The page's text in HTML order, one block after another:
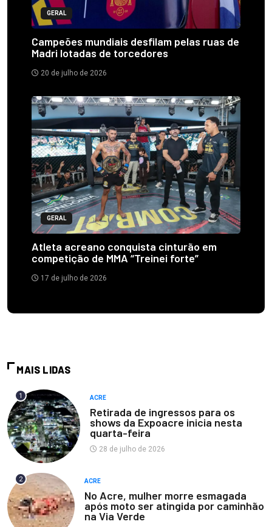
GERAL
Campeões mundiais desfilam pelas ruas de
Madri lotadas de torcedores
20 de julho de 2026
GERAL
Atleta acreano conquista cinturão em
competição de MMA “Treinei forte”
17 de julho de 2026
MAIS LIDAS
1 ACRE
Retirada de ingressos para os
shows da Expoacre inicia nesta
quarta-feira
28 de julho de 2026
2 ACRE
No Acre, mulher morre esmagada
após moto ser atingida por caminhão
na Via Verde